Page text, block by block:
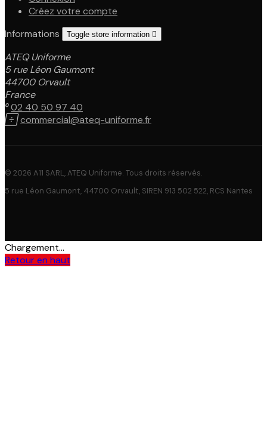
Créez votre compte
Informations
Toggle store information 
ATEQ Uniforme
5 rue Léon Gaumont
44700 Orvault
France
02 40 50 97 40
commercial@ateq-uniforme.fr
© 2026 A11 SARL, ATEQ Uniforme. Tous droits réservés.
5 rue Léon Gaumont, 44700 Orvault, SIREN 913 502 522, RCS Nantes
Chargement...
Retour en haut